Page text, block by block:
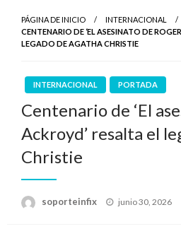
PÁGINA DE INICIO
INTERNACIONAL
CENTENARIO DE ‘EL ASESINATO DE
LEGADO DE AGATHA CHRISTIE
INTERNACIONAL PORTADA
Centenario de ‘El
Ackroyd’ resalta el
Christie
soporteinfix
Publicado
junio 30, 2026